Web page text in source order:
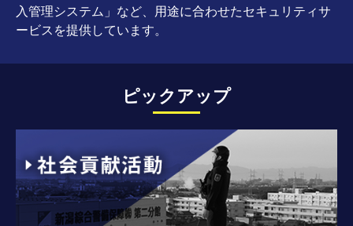
入管理システム」など、用途に合わせたセキュリティサ
ービスを提供しています。
ピックアップ